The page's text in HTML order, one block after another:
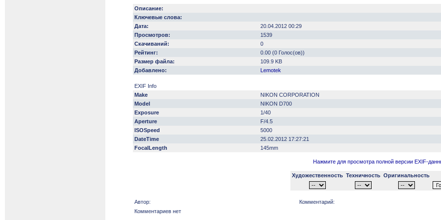
Описание:
Ключевые слова:
Дата:
20.04.2012 00:29
Просмотров:
1539
Скачиваний:
0
Рейтинг:
0.00 (0 Голос(ов))
Размер файла:
109.9 KB
Добавлено:
Lemotek
EXIF Info
Make
NIKON CORPORATION
Model
NIKON D700
Exposure
1/40
Aperture
F/4.5
ISOSpeed
5000
DateTime
25.02.2012 17:27:21
FocalLength
145mm
Нажмите для просмотра полной версии EXIF-
Художественность Техничность Оригинальность
Автор:
Комментарий:
Комментариев нет